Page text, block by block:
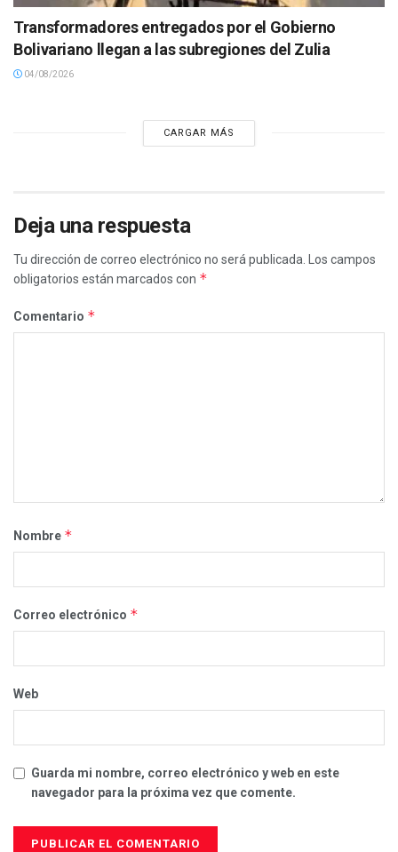
Transformadores entregados por el Gobierno
Bolivariano llegan a las subregiones del Zulia
04/08/2026
CARGAR MÁS
Deja una respuesta
Tu dirección de correo electrónico no será publicada.
Los campos
obligatorios están marcados con *
Comentario *
Nombre *
Correo electrónico *
Web
Guarda mi nombre, correo electrónico y web en este
navegador para la próxima vez que comente.